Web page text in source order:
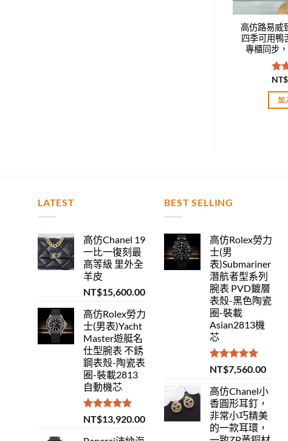
高仿路易威
四季可用鴨
專櫃同步
評
滿
NT$
加
LATEST
高仿Chanel 19
一比一復刻最
高等級 里外全
羊皮
NT$15,600.00
高仿Rolex勞力
士(男表)Yacht
Master遊艇名
仕型腕表 不銹
鋼表殼-陶瓷表
圈-裝載2813
自動機芯
評分5.00
滿分 5
NT$13,920.00
BEST SELLING
高仿Rolex勞力
士(男
表)Submariner
潛航者型系列
腕表 PVD鍍層
表殼-黑色陶瓷
圈-裝載
Asian2813機
芯
評分 5.00
滿分 5
NT$7,560.00
高仿Chanel小
香圓形耳釘，
非常小巧精美
的一款耳環，